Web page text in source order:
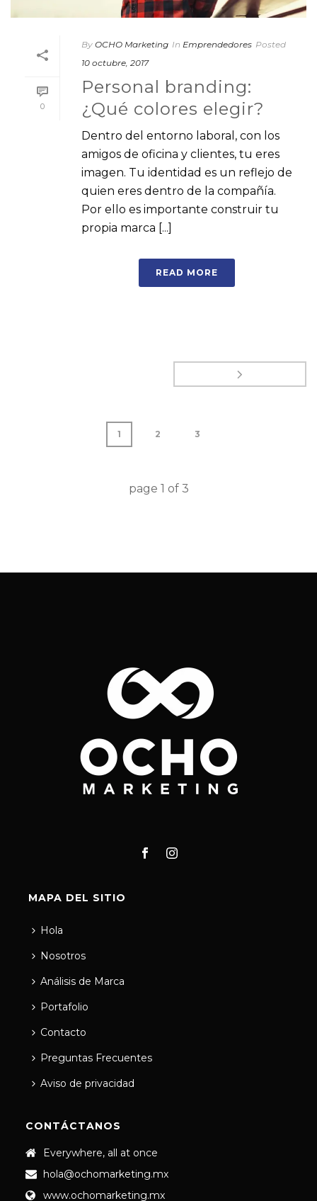
0
By OCHO Marketing In Emprendedores Posted
10 octubre, 2017
Personal branding:
¿Qué colores elegir?
Dentro del entorno laboral, con los
amigos de oficina y clientes, tu eres
imagen. Tu identidad es un reflejo de
quien eres dentro de la compañía.
Por ello es importante construir tu
propia marca [...]
READ MORE
1 2 3
page 1 of 3
MAPA DEL SITIO
Hola
Nosotros
Análisis de Marca
Portafolio
Contacto
Preguntas Frecuentes
Aviso de privacidad
CONTÁCTANOS
Everywhere, all at once
hola@ochomarketing.mx
www.ochomarketing.mx